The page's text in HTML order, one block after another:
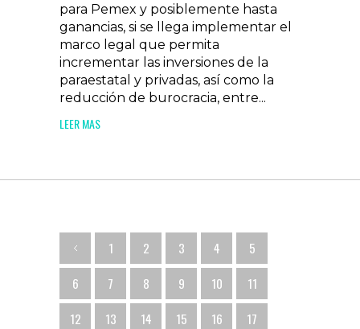
para Pemex y posiblemente hasta
ganancias, si se llega implementar el
marco legal que permita
incrementar las inversiones de la
paraestatal y privadas, así como la
reducción de burocracia, entre...
LEER MAS
1 2 3 4
5
6
7 8 9 10
11
12
13 14 15 16
17